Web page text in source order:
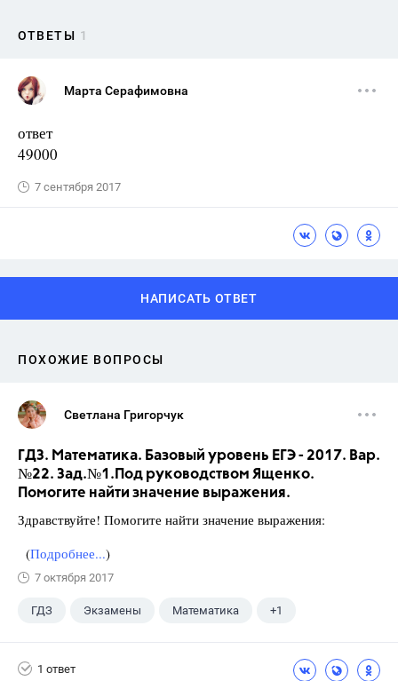
ОТВЕТЫ 1
Марта Серафимовна
ответ
49000
7 сентября 2017
НАПИСАТЬ ОТВЕТ
ПОХОЖИЕ ВОПРОСЫ
Светлана Григорчук
ГДЗ. Математика. Базовый уровень ЕГЭ - 2017. Вар.
№22. Зад.№1.Под руководством Ященко.
Помогите найти значение выражения.
Здравствуйте! Помогите найти значение выражения:
(Подробнее...)
7 октября 2017
ГДЗ Экзамены Математика +1
1 ответ